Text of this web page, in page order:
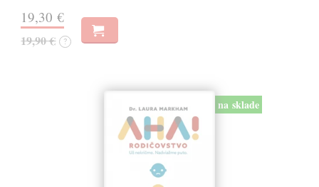
19,30 €
19,90 € ?
na sklade